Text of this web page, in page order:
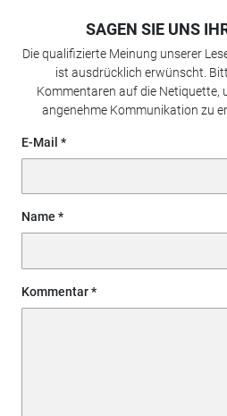
SAGEN SIE UNS
Die qualifizierte Meinung unserer
ist ausdrücklich erwünscht.
Kommentaren auf die Netiquette,
angenehme Kommunikation zu
E-Mail
Name
Kommentar